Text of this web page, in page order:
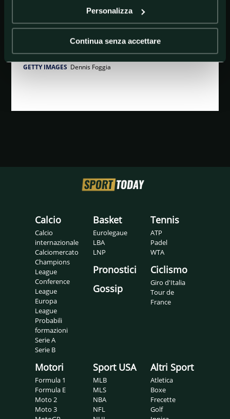
Personalizza
Continua senza accettare
GETTY IMAGES Dennis Foggia
Calcio
Calcio
internazionale
Calciomercato
Champions
League
Conference
League
Europa
League
Probabili
formazioni
Serie A
Serie B
Basket
Eurolegaue
LBA
LNP
Pronostici
Gossip
Tennis
ATP
Padel
WTA
Ciclismo
Giro d'Italia
Tour de
France
Motori
Formula 1
Formula E
Moto 2
Moto 3
Sport USA
MLB
MLS
NBA
NFL
Altri Sport
Atletica
Boxe
Frecette
Golf